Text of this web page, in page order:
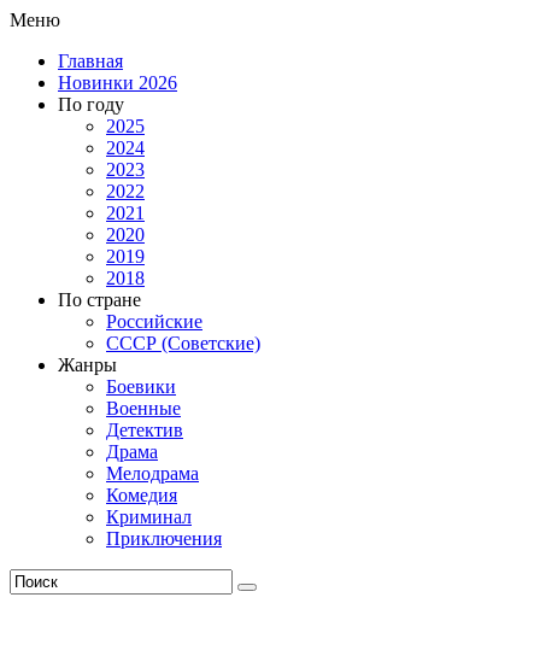
Меню
Главная
Новинки 2026
По году
2025
2024
2023
2022
2021
2020
2019
2018
По стране
Российские
СССР (Советские)
Жанры
Боевики
Военные
Детектив
Драма
Мелодрама
Комедия
Криминал
Приключения